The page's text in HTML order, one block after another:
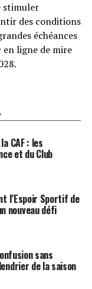
stimuler
des conditions
échéances
ligne de mire
CAF : les
et du Club
l’Espoir Sportif de
nouveau défi
sans
de la saison